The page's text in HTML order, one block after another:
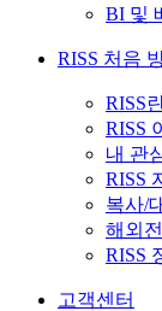
BI 및
RISS 처음
RISS
RISS
내 관
RISS
복사/
해외
RISS
고객센터